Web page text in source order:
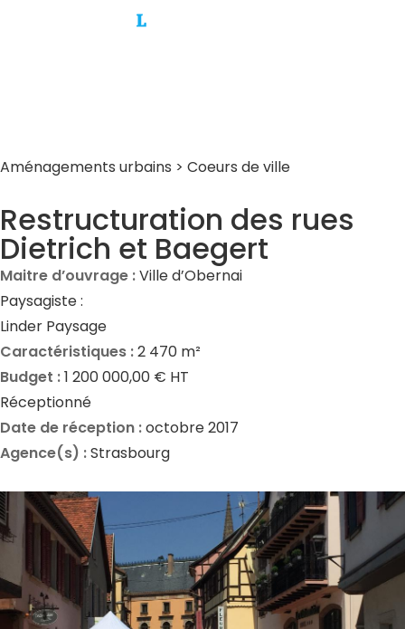
Aménagements urbains > Coeurs de ville
Restructuration des rues
Dietrich et Baegert
Maitre d’ouvrage :Ville d’Obernai
Paysagiste :
Linder Paysage
Caractéristiques :2 470 m²
Budget :1 200 000,00 € HT
Réceptionné
Date de réception :octobre 2017
Agence(s) :Strasbourg